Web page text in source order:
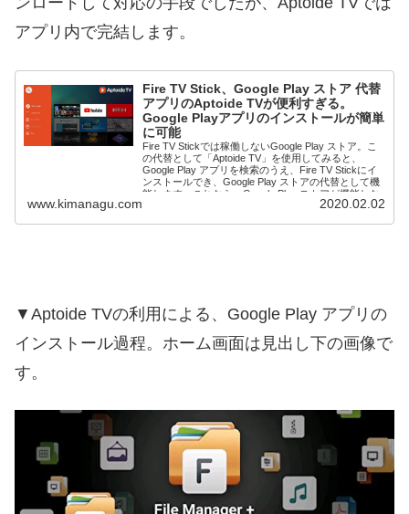
アプリ内で完結します。
Fire TV Stick、Google Play ストア 代替
アプリのAptoide TVが便利すぎる。
Google Playアプリのインストールが簡単
に可能
Fire TV Stickでは稼働しないGoogle Play ストア。こ
の代替として「Aptoide TV」を使用してみると、
Google Play アプリを検索のうえ、Fire TV Stickにイ
ンストールでき、Google Play ストアの代替として機
能します。これなら、Google Play ストアが機能しな
www.kimanagu.com 2020.02.02
▼Aptoide TVの利用による、Google Play アプリの
インストール過程。ホーム画面は見出し下の画像で
す。